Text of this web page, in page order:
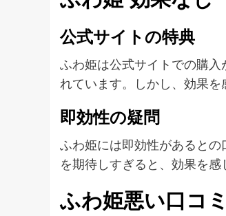
公式サイトの特典
ふわ姫は公式サイトでの購
れています。しかし、効果を
即効性の疑問
ふわ姫には即効性があると
を期待しすぎると、効果を感
ふわ姫悪い口コミ